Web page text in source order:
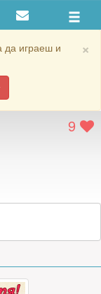
×
да играеш и
9